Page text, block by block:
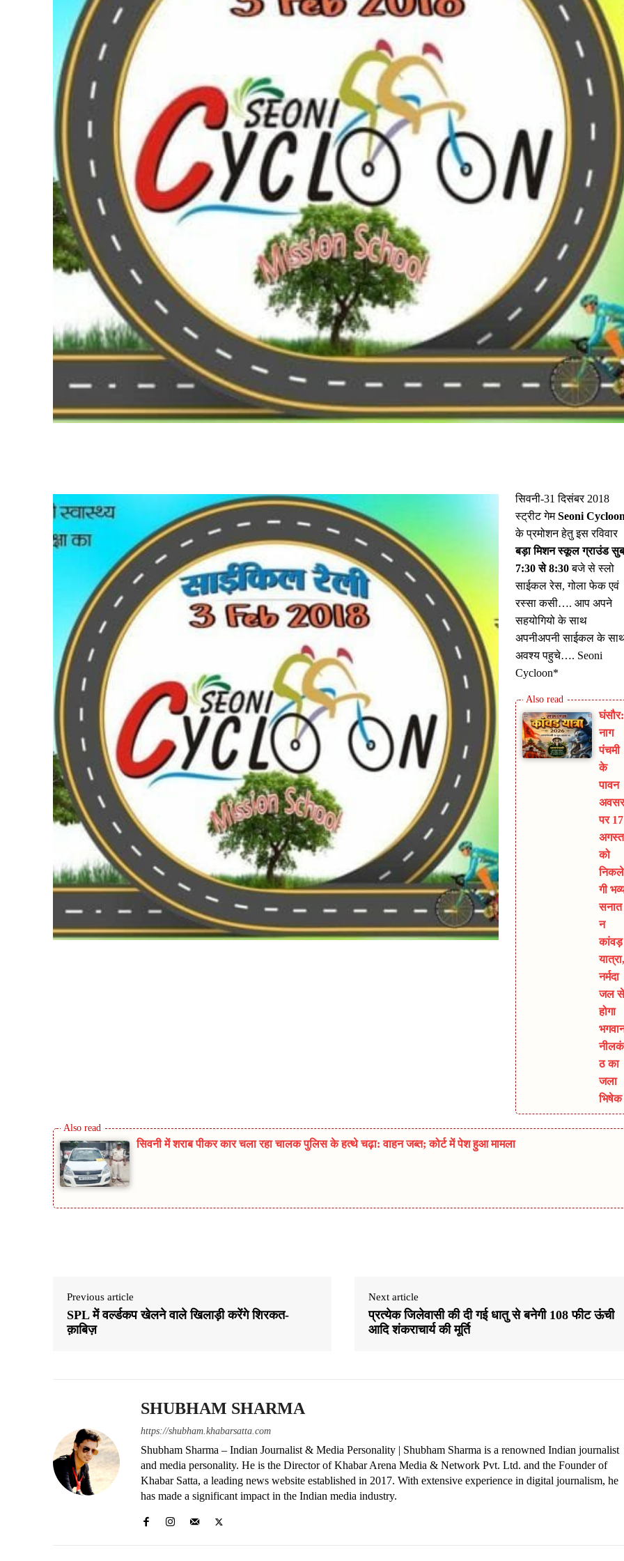
सिवनी-31 दिसंबर 2018
स्ट्रीट गेमSeoni Cycloon
के प्रमोशन हेतु इस रविवार
बड़ा मिशन स्कूल ग्राउंड
7:30 से 8:30बजे से स्लो
साईकल रेस, गोला फेक एवं
रस्सा कसी…. आप अपने
सहयोगियो के साथ
अपनीअपनी साईकल के
अवश्य पहुचे…. Seoni
Cycloon*
घंसौर:
नाग
पंचमी
के
पावन
अवसर
पर 17
अगस्त
को
निकले
गी
सनात
न
कांवड़
यात्रा,
नर्मदा
जल से
होगा
नीलकं
ठ का
जला
भिषेक
सिवनी में शराब पीकर कार चला रहा चालक पुलिस के हत्थे चढ़ा: वाहन जब्त; कोर्ट में पेश हुआ मामला
Previous article
SPL में वर्ल्डकप खेलने वाले खिलाड़ी करेंगे शिरकत-
क़ाबिज़
Next article
प्रत्येक जिलेवासी की दी गई धातु से बनेगी 108 फीट ऊंची
आदि शंकराचार्य की मूर्ति
SHUBHAM SHARMA
https://shubham.khabarsatta.com
Shubham Sharma – Indian Journalist & Media Personality | Shubham Sharma is a renowned Indian journalist
and media personality. He is the Director of Khabar Arena Media & Network Pvt. Ltd. and the Founder of
Khabar Satta, a leading news website established in 2017. With extensive experience in digital journalism, he
has made a significant impact in the Indian media industry.